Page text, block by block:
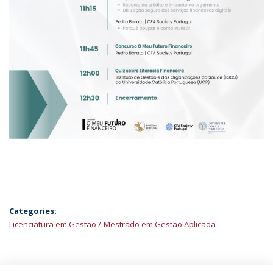
Categories:
Licenciatura em Gestão
Mestrado em Gestão Aplicada